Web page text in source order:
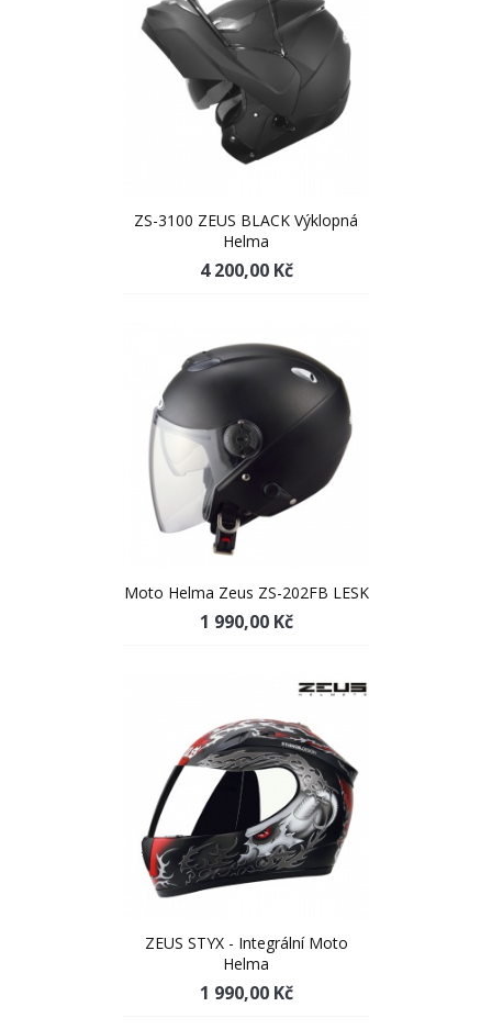
ZS-3100 ZEUS BLACK Výklopná
Helma
4 200,00 Kč
Moto Helma Zeus ZS-202FB LESK
1 990,00 Kč
ZEUS STYX - Integrální Moto
Helma
1 990,00 Kč